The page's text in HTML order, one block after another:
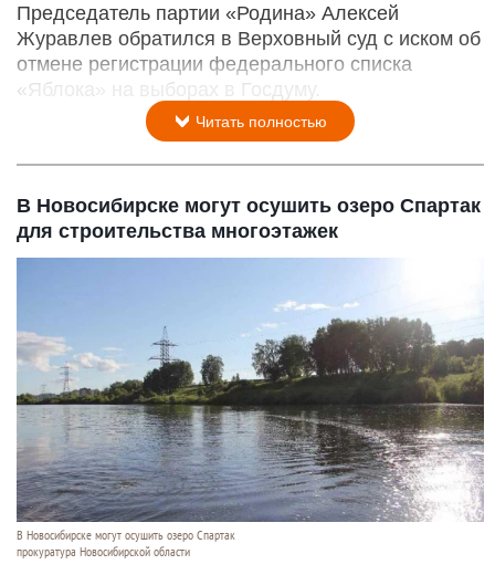
Председатель партии «Родина» Алексей
Журавлев обратился в Верховный суд с иском об
отмене регистрации федерального списка
«Яблока» на выборах в Госдуму.
Читать полностью
В Новосибирске могут осушить озеро Спартак
для строительства многоэтажек
В Новосибирске могут осушить озеро Спартак
прокуратура Новосибирской области